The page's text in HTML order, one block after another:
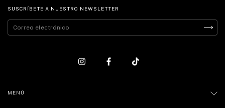
SUSCRÍBETE A NUESTRO NEWSLETTER
MENÚ